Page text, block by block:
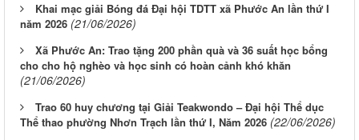
Khai mạc giải Bóng đá Đại hội TDTT xã Phước An lần thứ I
năm 2026 (21/06/2026)
Xã Phước An: Trao tặng 200 phần quà và 36 suất học bổng
cho cho hộ nghèo và học sinh có hoàn cảnh khó khăn
(21/06/2026)
Trao 60 huy chương tại Giải Teakwondo – Đại hội Thể dục
Thể thao phường Nhơn Trạch lần thứ I, Năm 2026 (22/06/2026)